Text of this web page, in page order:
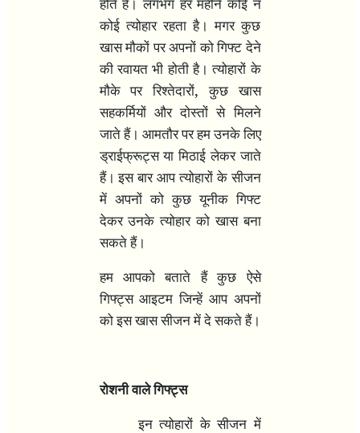
होते हैं। लगभग हर महीने कोई न
कोई त्योहार रहता है। मगर कुछ
खास मौकों पर अपनों को गिफ्ट देने
की रवायत भी होती है। त्योहारों के
मौके पर रिश्तेदारों,कुछ खास
सहकर्मियों और दोस्तों से मिलने
जाते हैं। आमतौर पर हम उनके लिए
ड्राईफ्रूट्स या मिठाई लेकर जाते
हैं। इस बार आप त्योहारों के सीजन
में अपनों को कुछ यूनीक गिफ्ट
देकर उनके त्योहार को खास बना
सकते हैं।
हम आपको बताते हैं कुछ ऐसे
गिफ्ट्स आइटम जिन्हें आप अपनों
को इस खास सीजन में दे सकते हैं।
रोशनी वाले गिफ्ट्स
इन त्योहारों के सीजन में